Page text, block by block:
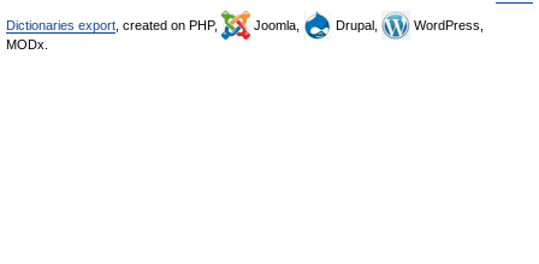
Dictionaries export , created on PHP, Joomla, Drupal,
WordPress,
MODx.